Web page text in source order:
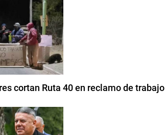
cortan Ruta 40 en reclamo de trabajo